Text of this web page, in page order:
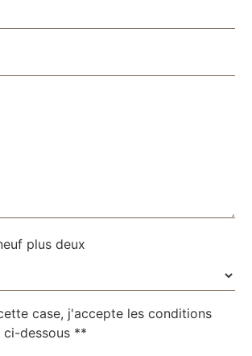
plus deux
case, j'accepte les conditions
ci-dessous **